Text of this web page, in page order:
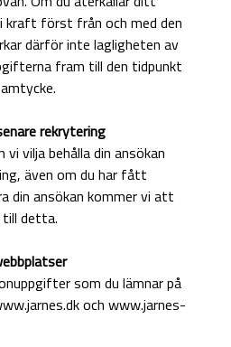
kraft först från och med den
därför inte lagligheten av
fram till den tidpunkt
rekrytering
vilja behålla din ansökan
även om du har fått
din ansökan kommer vi att
detta.
som du lämnar på
och www.jarnes-